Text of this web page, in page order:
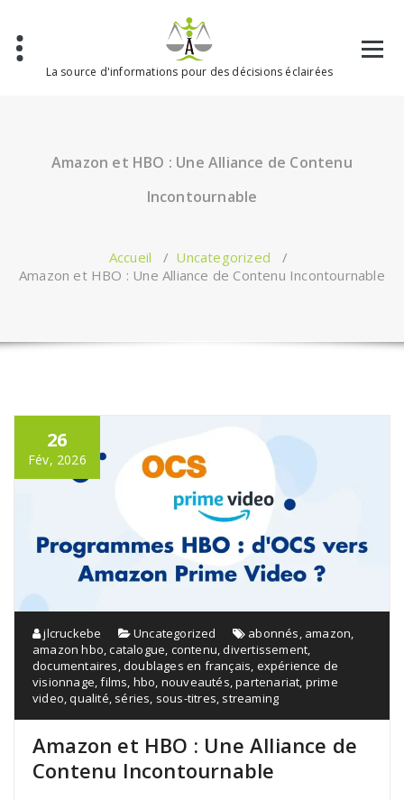
contenu
La source d'informations pour des décisions éclairées
Amazon et HBO : Une Alliance de Contenu
Incontournable
Accueil / Uncategorized /
Amazon et HBO : Une Alliance de Contenu Incontournable
26
Fév, 2026
jlcruckebe Uncategorized abonnés, amazon,
amazon hbo,catalogue, contenu,divertissement,
documentaires,doublages en français, expérience de
visionnage,films, hbo, nouveautés,partenariat, prime
video,qualité, séries, sous-titres, streaming
Amazon et HBO : Une Alliance de
Contenu Incontournable